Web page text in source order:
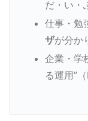
だ・い・
仕事・勉
ザが分か
企業・学
る運用”